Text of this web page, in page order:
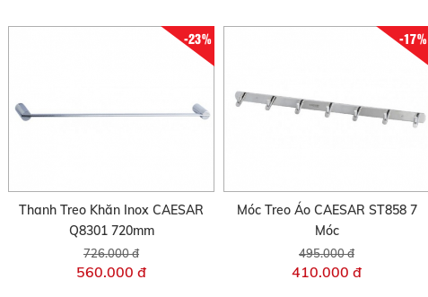
-23%
Thanh Treo Khăn Inox CAESAR
Q8301 720mm
726.000 đ
560.000 đ
-17%
Móc Treo Áo CAESAR ST858 7
Móc
495.000 đ
410.000 đ